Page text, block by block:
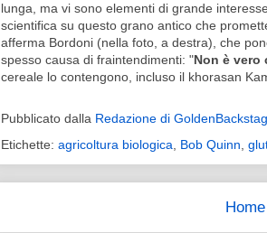
lunga, ma vi sono elementi di grande
scientifica su questo grano antico che
afferma Bordoni (nella foto, a destra), che
spesso causa di fraintendimenti: "Non è
cereale lo contengono, incluso il khorasan
Pubblicato dalla Redazione di
Etichette: agricoltura biologica, Bob Quinn,